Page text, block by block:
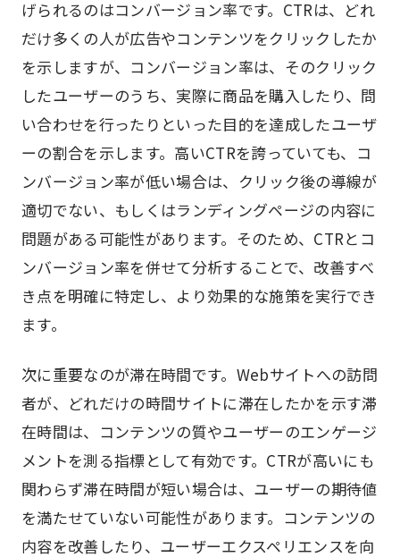
げられるのはコンバージョン率です。CTRは、どれ
だけ多くの人が広告やコンテンツをクリックしたか
を示しますが、コンバージョン率は、そのクリック
したユーザーのうち、実際に商品を購入したり、問
い合わせを行ったりといった目的を達成したユーザ
ーの割合を示します。高いCTRを誇っていても、コ
ンバージョン率が低い場合は、クリック後の導線が
適切でない、もしくはランディングページの内容に
問題がある可能性があります。そのため、CTRとコ
ンバージョン率を併せて分析することで、改善すべ
き点を明確に特定し、より効果的な施策を実行でき
ます。
次に重要なのが滞在時間です。Webサイトへの訪問
者が、どれだけの時間サイトに滞在したかを示す滞
在時間は、コンテンツの質やユーザーのエンゲージ
メントを測る指標として有効です。CTRが高いにも
関わらず滞在時間が短い場合は、ユーザーの期待値
を満たせていない可能性があります。コンテンツの
内容を改善したり、ユーザーエクスペリエンスを向